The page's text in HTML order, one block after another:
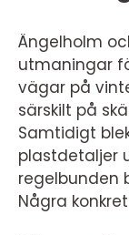
Ängelholm
utmaningar
vägar på
särskilt på
Samtidigt
plastdetaljer
regelbunden
Några